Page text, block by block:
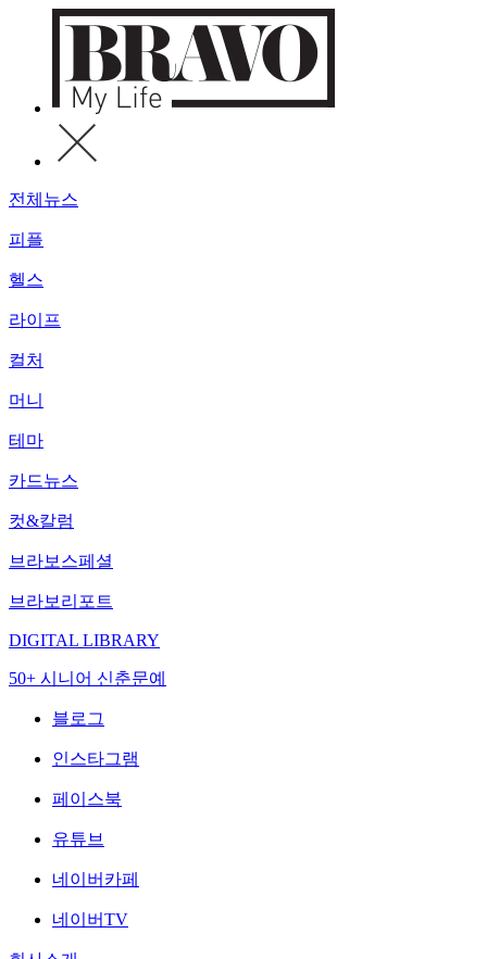
전체뉴스
피플
헬스
라이프
컬처
머니
테마
카드뉴스
컷&칼럼
브라보스페셜
브라보리포트
DIGITAL LIBRARY
50+ 시니어 신춘문예
블로그
인스타그램
페이스북
유튜브
네이버카페
네이버TV